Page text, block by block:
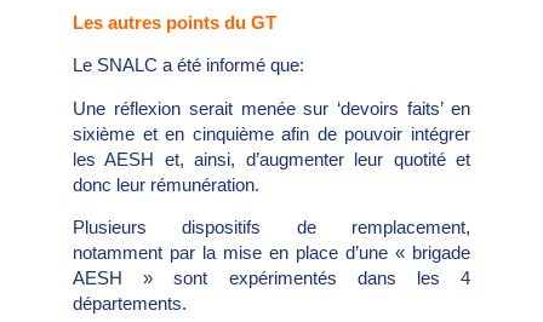
Les autres points du GT
Le SNALC a été informé que:
Une réflexion serait menée sur ‘devoirs faits’ en
sixième et en cinquième afin de pouvoir intégrer
les AESH et, ainsi, d’augmenter leur quotité et
donc leur rémunération.
Plusieurs dispositifs de remplacement,
notamment par la mise en place d’une « brigade
AESH » sont expérimentés dans les 4
départements.